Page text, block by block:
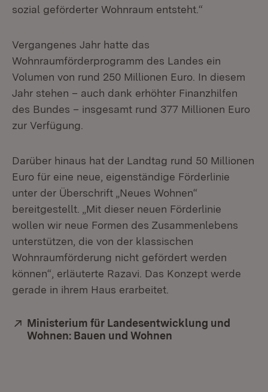
sozial geförderter Wohnraum entsteht.“
Vergangenes Jahr hatte das
Wohnraumförderprogramm des Landes ein
Volumen von rund 250 Millionen Euro. In diesem
Jahr stehen – auch dank erhöhter Finanzhilfen
des Bundes – insgesamt rund 377 Millionen Euro
zur Verfügung.
Darüber hinaus hat der Landtag rund 50 Millionen
Euro für eine neue, eigenständige Förderlinie
unter der Überschrift „Neues Wohnen“
bereitgestellt. „Mit dieser neuen Förderlinie
wollen wir neue Formen des Zusammenlebens
unterstützen, die von der klassischen
Wohnraumförderung nicht gefördert werden
können“, erläuterte Razavi. Das Konzept werde
gerade in ihrem Haus erarbeitet.
Extern:
Ministerium für Landesentwicklung und
Wohnen: Bauen und Wohnen